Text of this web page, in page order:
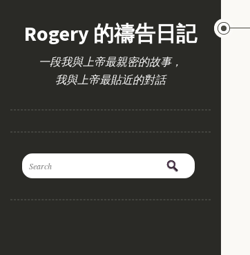
Rogery 的禱告日記
一段我與上帝最親密的故事，
我與上帝最貼近的對話